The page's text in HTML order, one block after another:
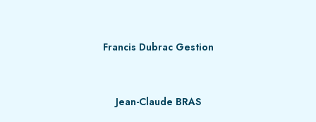
Francis Dubrac Gestion
Jean-Claude BRAS